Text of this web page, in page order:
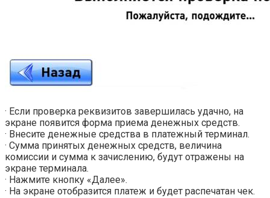
· Если проверка реквизитов завершилась удачно, на
экране появится форма приема денежных средств.
· Внесите денежные средства в платежный терминал.
· Сумма принятых денежных средств, величина
комиссии и сумма к зачислению, будут отражены на
экране терминала.
· Нажмите кнопку «Далее».
· На экране отобразится платеж и будет распечатан чек.